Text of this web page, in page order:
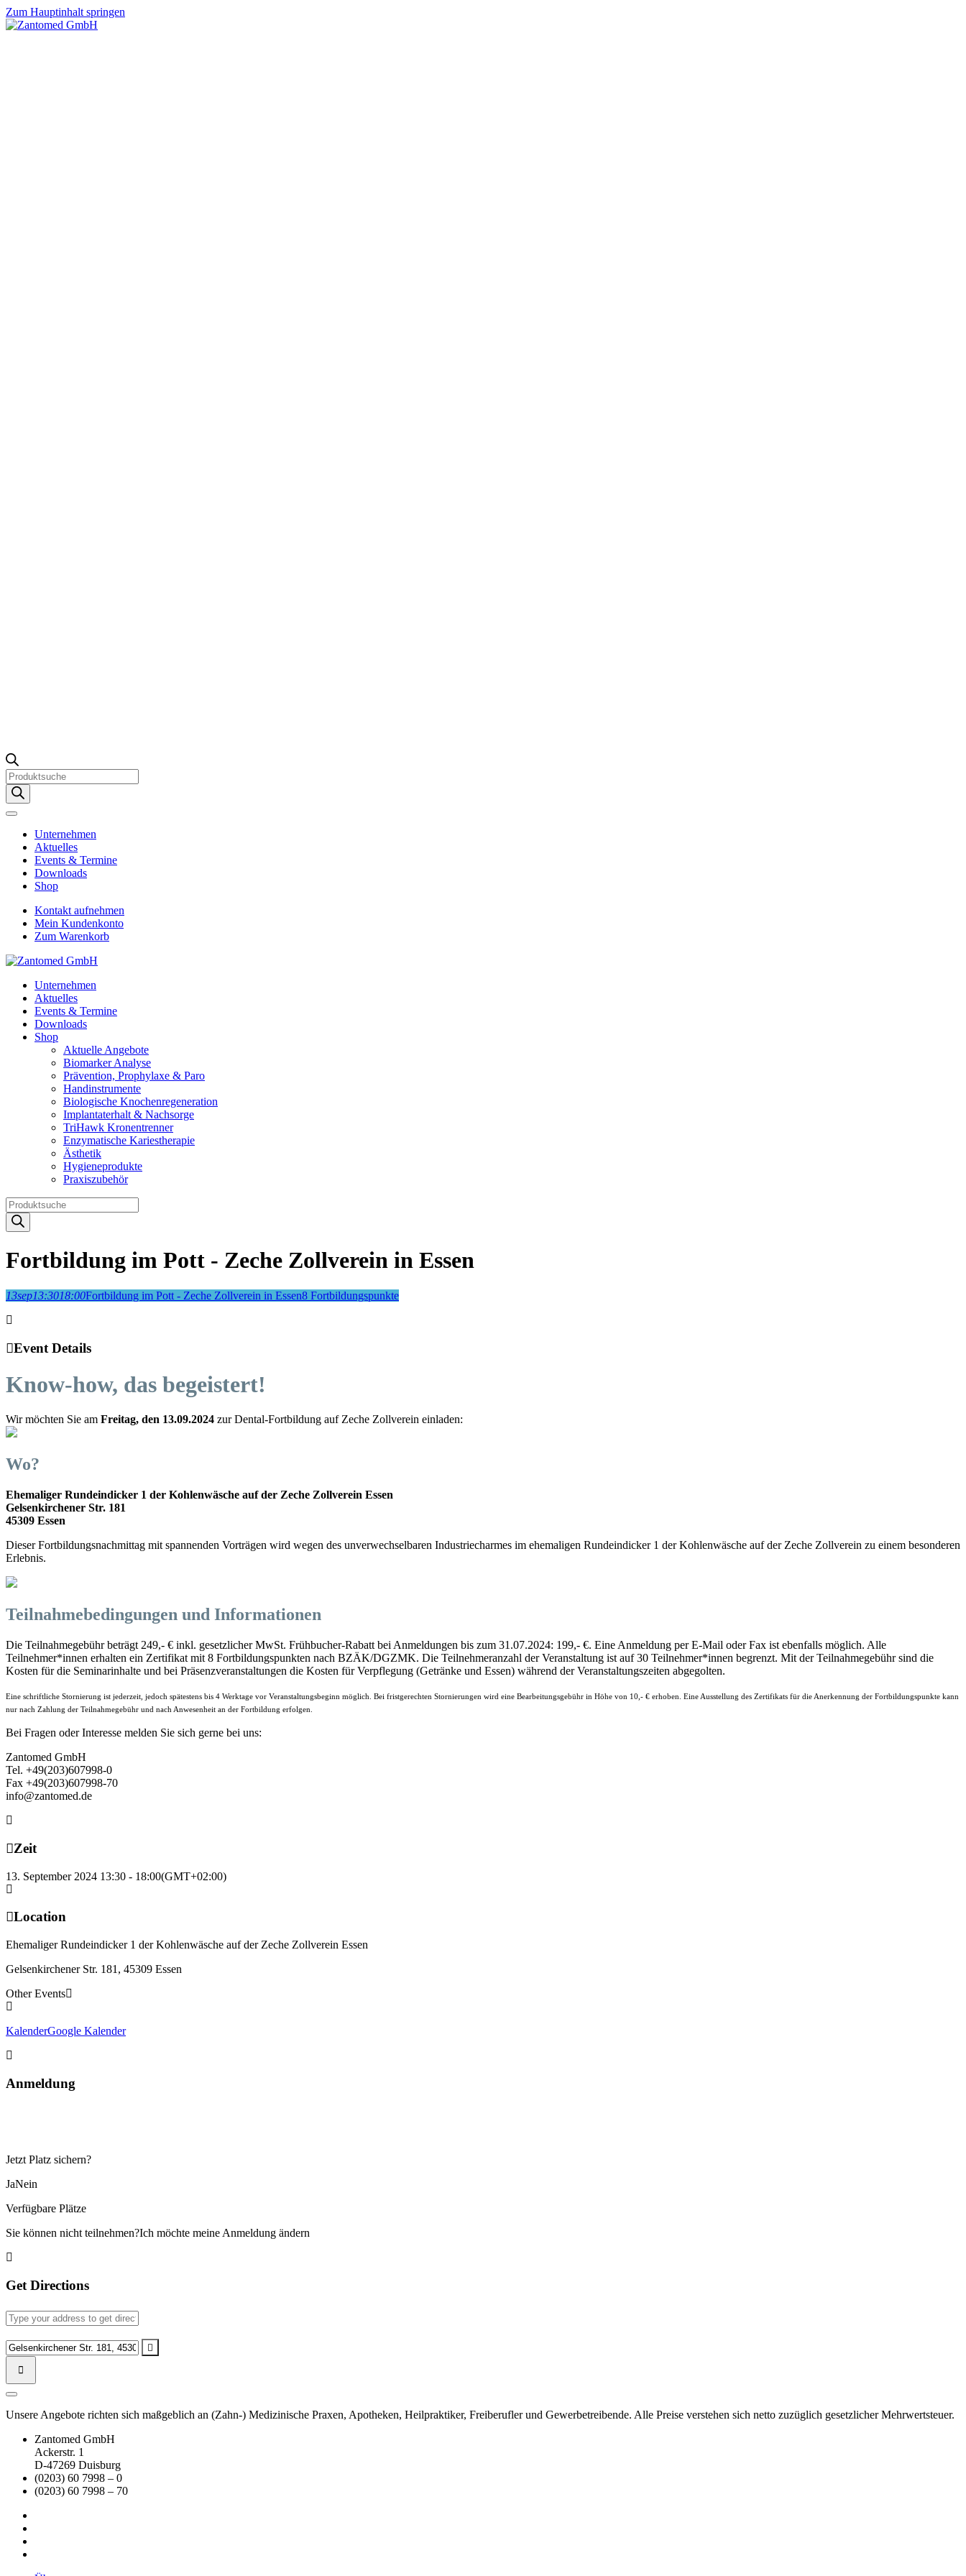
Zum Hauptinhalt springen
Products
search
Unternehmen
Aktuelles
Events & Termine
Downloads
Shop
Kontakt aufnehmen
Mein Kundenkonto
Zum Warenkorb
Unternehmen
Aktuelles
Events & Termine
Downloads
Shop
Aktuelle Angebote
Biomarker Analyse
Prävention, Prophylaxe & Paro
Handinstrumente
Biologische Knochenregeneration
Implantaterhalt & Nachsorge
TriHawk Kronentrenner
Enzymatische Kariestherapie
Ästhetik
Hygieneprodukte
Praxiszubehör
Products
search
Fortbildung im Pott - Zeche Zollverein in Essen
13sep13:3018:00Fortbildung im Pott - Zeche Zollverein in Essen8 Fortbildungspunkte
Event Details
Know-how, das begeistert!
Wir möchten Sie am Freitag, den 13.09.2024 zur Dental-Fortbildung auf Zeche Zollverein einladen:
Wo?
Ehemaliger Rundeindicker 1 der Kohlenwäsche auf der Zeche Zollverein Essen
Gelsenkirchener Str. 181
45309 Essen
Dieser Fortbildungsnachmittag mit spannenden Vorträgen wird wegen des unverwechselbaren Industriecharmes im ehemaligen Rundeindicker 1 der Kohlenwäsche auf der Zeche Zollverein zu einem besonderen
Erlebnis.
Teilnahmebedingungen und Informationen
Die Teilnahmegebühr beträgt 249,- € inkl. gesetzlicher MwSt. Frühbucher-Rabatt bei Anmeldungen bis zum 31.07.2024: 199,- €. Eine Anmeldung per E-Mail oder Fax ist ebenfalls möglich. Alle
Teilnehmer*innen erhalten ein Zertifikat mit 8 Fortbildungspunkten nach BZÄK/DGZMK. Die Teilnehmeranzahl der Veranstaltung ist auf 30 Teilnehmer*innen begrenzt. Mit der Teilnahmegebühr sind die
Kosten für die Seminarinhalte und bei Präsenzveranstaltungen die Kosten für Verpflegung (Getränke und Essen) während der Veranstaltungszeiten abgegolten.
Eine schriftliche Stornierung ist jederzeit, jedoch spätestens bis 4 Werktage vor Veranstaltungsbeginn möglich. Bei fristgerechten Stornierungen wird eine Bearbeitungsgebühr in Höhe von 10,- € erhoben. Eine Ausstellung des Zertifikats für die Anerkennung der Fortbildungspunkte kann
nur nach Zahlung der Teilnahmegebühr und nach Anwesenheit an der Fortbildung erfolgen.
Bei Fragen oder Interesse melden Sie sich gerne bei uns:
Zantomed GmbH
Tel. +49(203)607998-0
Fax +49(203)607998-70
info@zantomed.de
Zeit
13. September 2024 13:30 - 18:00(GMT+02:00)
Location
Ehemaliger Rundeindicker 1 der Kohlenwäsche auf der Zeche Zollverein Essen
Gelsenkirchener Str. 181, 45309 Essen
Other Events
KalenderGoogle Kalender
Anmeldung
Jetzt Platz sichern?
JaNein
Verfügbare Plätze
Sie können nicht teilnehmen?Ich möchte meine Anmeldung ändern
Get Directions
Address
-
Fortbildung
im
Pott
-
Zeche
in
Destination
Address
Fortbildung
im
Pott
-
Zollverein
Unsere Angebote richten sich maßgeblich an (Zahn-) Medizinische Praxen, Apotheken, Heilpraktiker, Freiberufler und Gewerbetreibende. Alle Preise verstehen sich netto zuzüglich gesetzlicher Mehrwertsteuer.
Zantomed GmbH
Ackerstr. 1
D-47269 Duisburg
(0203) 60 7998 – 0
(0203) 60 7998 – 70